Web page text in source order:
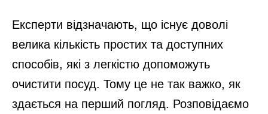
Експерти відзначають, що існує доволі
велика кількість простих та доступних
способів, які з легкістю допоможуть
очистити посуд. Тому це не так важко, як
здається на перший погляд. Розповідаємо